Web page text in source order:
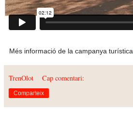
Més informació de la campanya turística
TrenOlot Cap comentari:
Comparteix